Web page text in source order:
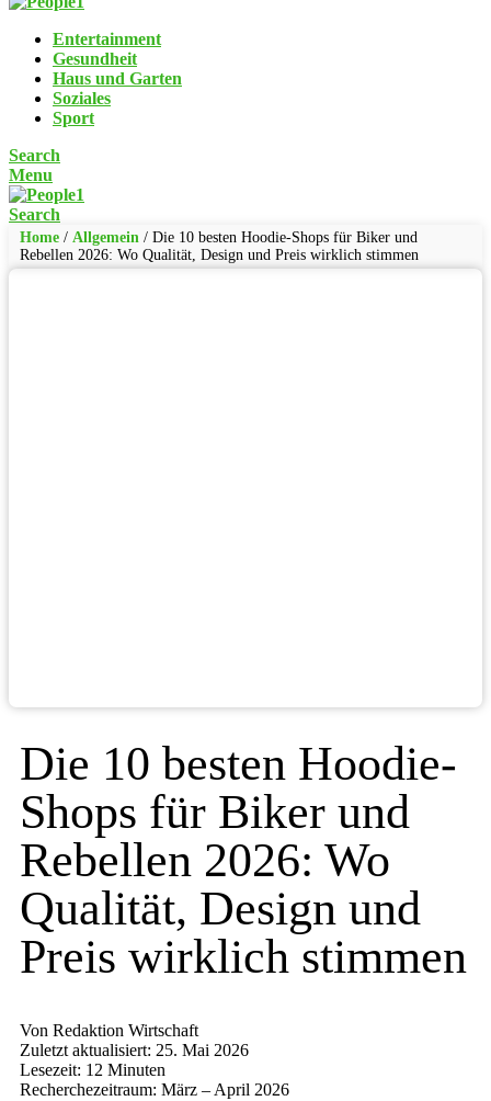
Entertainment
Gesundheit
Haus und Garten
Soziales
Sport
Search
Menu
Search
Home / Allgemein / Die 10 besten Hoodie-Shops für Biker und
Rebellen 2026: Wo Qualität, Design und Preis wirklich stimmen
Die 10 besten Hoodie-
Shops für Biker und
Rebellen 2026: Wo
Qualität, Design und
Preis wirklich stimmen
Von Redaktion Wirtschaft
Zuletzt aktualisiert: 25. Mai 2026
Lesezeit: 12 Minuten
Recherchezeitraum: März – April 2026